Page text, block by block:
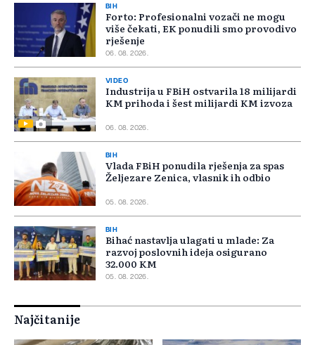
BIH
Forto: Profesionalni vozači ne mogu
više čekati, EK ponudili smo provodivo
rješenje
06. 08. 2026.
VIDEO
Industrija u FBiH ostvarila 18 milijardi
KM prihoda i šest milijardi KM izvoza
06. 08. 2026.
BIH
Vlada FBiH ponudila rješenja za spas
Željezare Zenica, vlasnik ih odbio
05. 08. 2026.
BIH
Bihać nastavlja ulagati u mlade: Za
razvoj poslovnih ideja osigurano
32.000 KM
05. 08. 2026.
Najčitanije